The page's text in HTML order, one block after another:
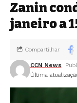
Zanin
janeiro a
Última
CCN News
Compartilhar